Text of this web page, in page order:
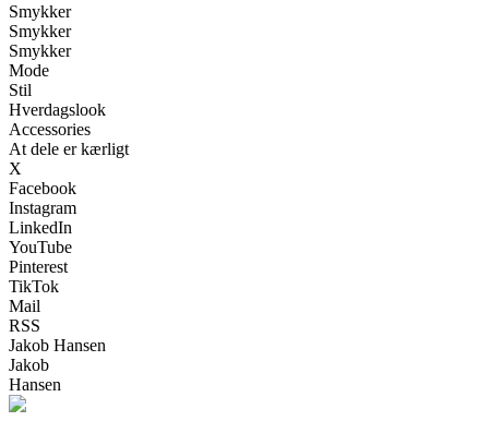
Smykker
Smykker
Smykker
Mode
Stil
Hverdagslook
Accessories
At dele er kærligt
X
Facebook
Instagram
LinkedIn
YouTube
Pinterest
TikTok
Mail
RSS
Jakob Hansen
Jakob
Hansen